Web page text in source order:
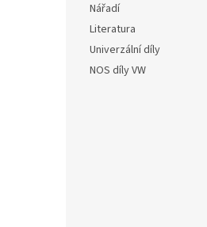
Nářadí
Literatura
Univerzální díly
NOS díly VW